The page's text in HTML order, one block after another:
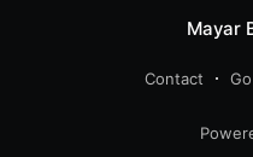
Mayar
Contact